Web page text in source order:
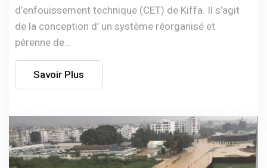
d’enfouissement technique (CET) de Kiffa. Il s’agit
de la conception d’ un système réorganisé et
pérenne de...
Savoir Plus